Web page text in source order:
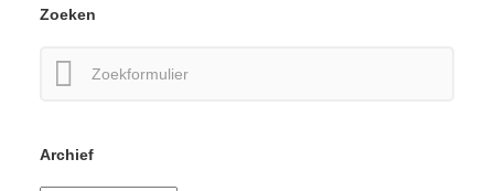
Zoeken
Zoeken
Archief